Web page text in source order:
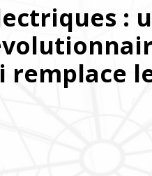
:
remplace